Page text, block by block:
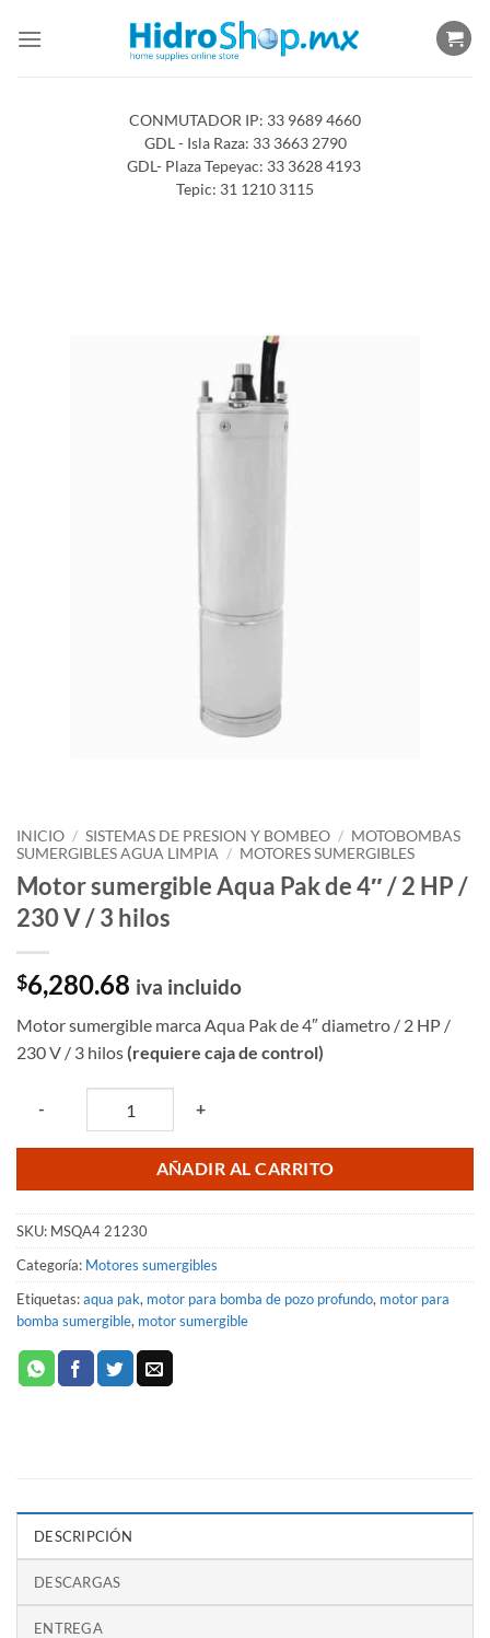
CONMUTADOR IP: 33 9689 4660
GDL - Isla Raza: 33 3663 2790
GDL- Plaza Tepeyac: 33 3628 4193
Tepic: 31 1210 3115
INICIO / SISTEMAS DE PRESION Y BOMBEO / MOTOBOMBAS
SUMERGIBLES AGUA LIMPIA / MOTORES SUMERGIBLES
Motor sumergible Aqua Pak de 4″ / 2 HP /
230 V / 3 hilos
$6,280.68 iva incluido
Motor sumergible marca Aqua Pak de 4″ diametro / 2 HP /
230 V / 3 hilos (requiere caja de control)
- +
AÑADIR AL CARRITO
SKU: MSQA4 21230
Categoría: Motores sumergibles
Etiquetas:aqua pak, motor para bomba de pozo profundo, motor para
bomba sumergible, motor sumergible
DESCRIPCIÓN
DESCARGAS
ENTREGA